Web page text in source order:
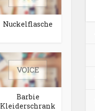
Nuckelflasche
Barbie
Kleiderschrank